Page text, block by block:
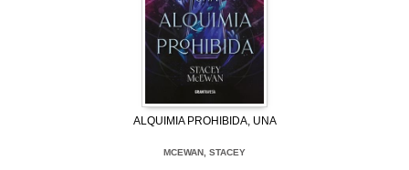
ALQUIMIA PROHIBIDA, UNA
MCEWAN, STACEY